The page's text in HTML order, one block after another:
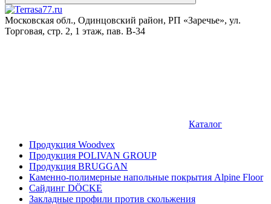
Московская обл., Одинцовский район, РП «Заречье», ул.
Торговая, стр. 2, 1 этаж, пав. B-34
Каталог
Продукция Woodvex
Продукция POLIVAN GROUP
Продукция BRUGGAN
Каменно-полимерные напольные покрытия Alpine Floor
Сайдинг DÖCKE
Закладные профили против скольжения